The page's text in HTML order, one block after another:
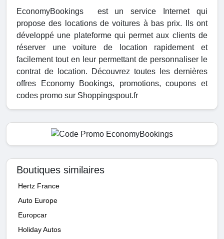
EconomyBookings est un service Internet qui
propose des locations de voitures à bas prix. Ils ont
développé une plateforme qui permet aux clients de
réserver une voiture de location rapidement et
facilement tout en leur permettant de personnaliser le
contrat de location. Découvrez toutes les dernières
offres Economy Bookings, promotions, coupons et
codes promo sur Shoppingspout.fr
Boutiques similaires
Hertz France
Auto Europe
Europcar
Holiday Autos